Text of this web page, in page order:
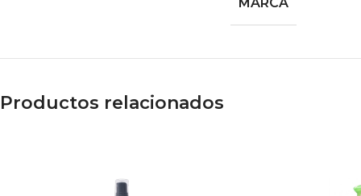
Productos relacionados